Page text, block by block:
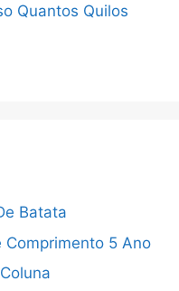
Quantos Quilos
Batata
5 Ano